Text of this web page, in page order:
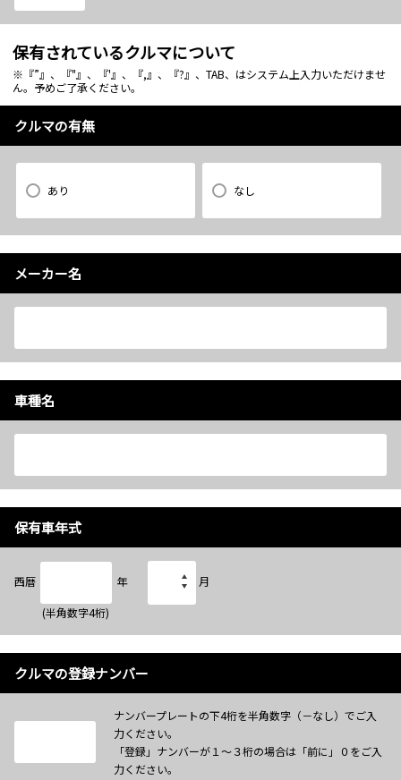
保有されているクルマについて
※『”』、『"』、『'』、『,』、『?』、TAB、はシステム上入力いただけませ
ん。予めご了承ください。
クルマの有無
あり なし
メーカー名
車種名
保有車年式
西暦 年
(半角数字4桁)
月
クルマの登録ナンバー
ナンバープレートの下4桁を半角数字（－なし）でご入
力ください。
「登録」ナンバーが１～３桁の場合は「前に」０をご入
力ください。